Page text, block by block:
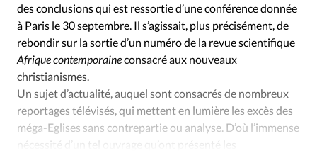
RUBRIQUES
Tous les articles
Actualité chrétienne
Actualité internationale
Chronique
Culture
Dossier
Eglises
Opinions
Publireportage
Relations Aujourd'hui
Société
Tour du monde des Eglises
Trait d'Ixène
Vécu
Vie Intérieure
des conclusions qui est ressortie d’une conférence donnée
à Paris le 30 septembre. Il s’agissait, plus précisément, de
rebondir sur la sortie d’un numéro de la revue scientifique
Afrique contemporaineconsacré aux nouveaux
christianismes.
Un sujet d’actualité, auquel sont consacrés de nombreux
reportages télévisés, qui mettent en lumière les excès des
méga-Eglises sans contrepartie ou analyse. D’où l’immense
nécessité d’un tel ouvrage qu’ont présenté les